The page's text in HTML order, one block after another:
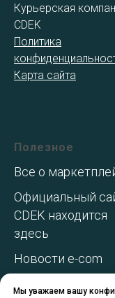
Мы уважаем вашу
Курьерская
CDEK
Политика
Карта сайта
Полезное
Все о
Официальный
CDEK находится
здесь
Новости e-com